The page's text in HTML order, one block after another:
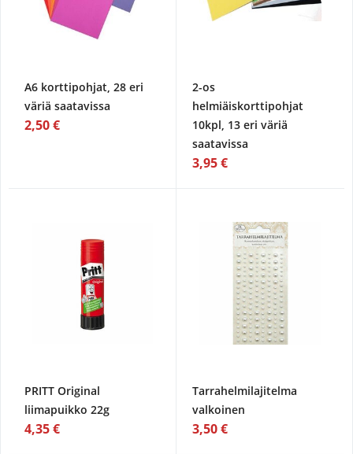
A6 korttipohjat, 28 eri
väriä saatavissa
2,50 €
2-os
helmiäiskorttipohjat
10kpl, 13 eri väriä
saatavissa
3,95 €
PRITT Original
liimapuikko 22g
4,35 €
Tarrahelmilajitelma
valkoinen
3,50 €